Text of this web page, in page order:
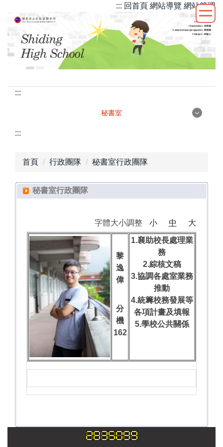
主
內
::: 回首頁 網站導覽 網站管理
:::
秘書室
測試
:::
首頁 行政團隊 秘書室行政團隊
秘書室行政團隊
字體大小調整 小 中 大
黎
逸
偉
分
機
162
1.襄助校長處理業
務
2.綜核文稿
3.協調各處室業務
推動
4.統籌校務發展等
各項計畫及填報
5.學校公共關係